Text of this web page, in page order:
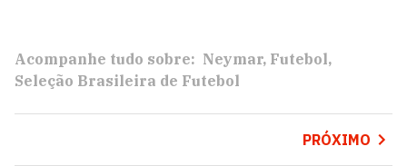
Acompanhe tudo sobre: Neymar Futebol
Seleção Brasileira de Futebol
PRÓXIMO